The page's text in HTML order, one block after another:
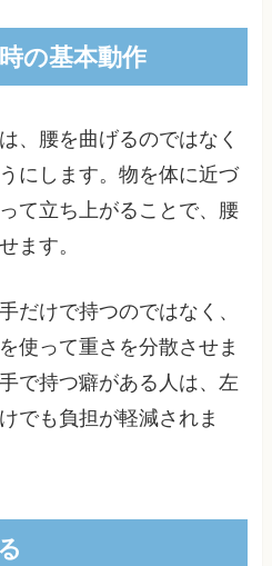
の基本動作
、腰を曲げるのではなく
にします。物を体に近づ
て立ち上がることで、腰
ます。
だけで持つのではなく、
使って重さを分散させま
で持つ癖がある人は、左
でも負担が軽減されま